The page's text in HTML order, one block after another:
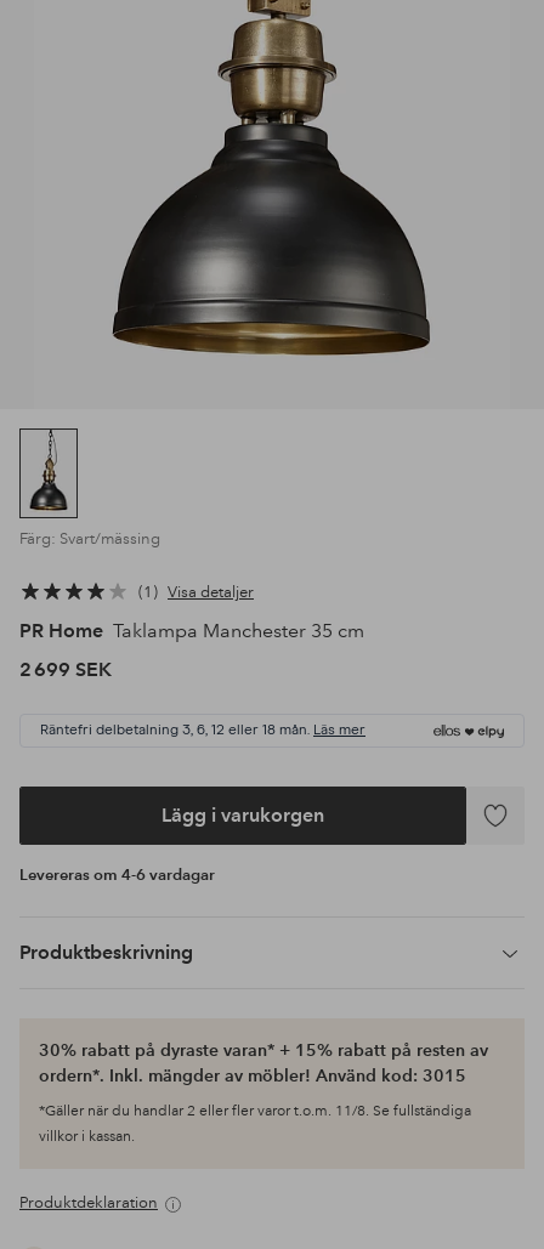
Färg: Svart/mässing
1 Visa detaljer
PR Home Taklampa Manchester 35 cm
2 699 SEK
Räntefri delbetalning 3, 6, 12 eller 18 mån. Läs mer
Lägg i varukorgen
Lägg
Levereras om 4-6 vardagar
Produktbeskrivning
30% rabatt på dyraste varan* + 15% rabatt på resten av
ordern*. Inkl. mängder av möbler! Använd kod: 3015
*Gäller när du handlar 2 eller fler varor t.o.m. 11/8. Se fullständiga
villkor i kassan.
Produktdeklaration